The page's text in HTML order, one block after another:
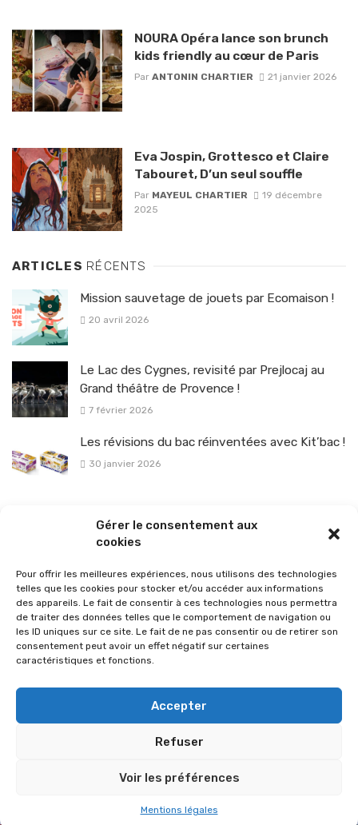
Gérer le consentement aux
cookies
Pour offrir les meilleures expériences, nous utilisons des technologies
telles que les cookies pour stocker et/ou accéder aux informations
des appareils. Le fait de consentir à ces technologies nous permettra
de traiter des données telles que le comportement de navigation ou
les ID uniques sur ce site. Le fait de ne pas consentir ou de retirer son
consentement peut avoir un effet négatif sur certaines
caractéristiques et fonctions.
Accepter
Refuser
Voir les préférences
Mentions légales
NOURA Opéra lance son brunch
kids friendly au cœur de Paris
Par ANTONIN CHARTIER 21 janvier 2026
Eva Jospin, Grottesco et Claire
Tabouret, D’un seul souffle
Par MAYEUL CHARTIER
19 décembre
2025
ARTICLES RÉCENTS
Mission sauvetage de jouets par Ecomaison !
20 avril 2026
Le Lac des Cygnes, revisité par Prejlocaj au
Grand théâtre de Provence !
7 février 2026
Les révisions du bac réinventées avec Kit’bac !
30 janvier 2026